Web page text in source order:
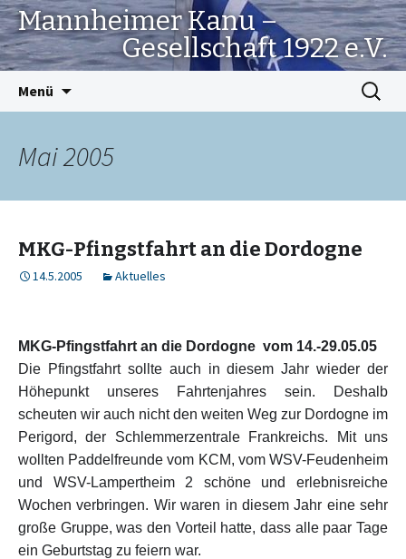
Mannheimer Kanu –
Gesellschaft 1922 e.V.
Menü
Suchen
nach:
Mai 2005
MKG-Pfingstfahrt an die Dordogne
14.5.2005 Aktuelles
MKG-Pfingstfahrt an die Dordogne vom 14.-29.05.05
Die Pfingstfahrt sollte auch in diesem Jahr wieder der
Höhepunkt unseres Fahrtenjahres sein. Deshalb
scheuten wir auch nicht den weiten Weg zur Dordogne im
Perigord, der Schlemmerzentrale Frankreichs. Mit uns
wollten Paddelfreunde vom KCM, vom WSV-Feudenheim
und WSV-Lampertheim 2 schöne und erlebnisreiche
Wochen verbringen. Wir waren in diesem Jahr eine sehr
große Gruppe, was den Vorteil hatte, dass alle paar Tage
ein Geburtstag zu feiern war.